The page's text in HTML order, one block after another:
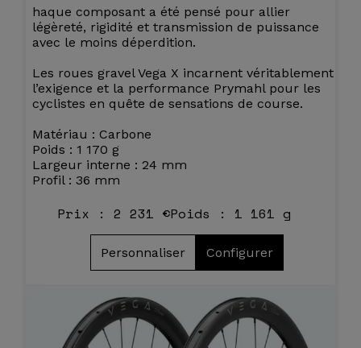
haque composant a été pensé pour allier
légèreté, rigidité et transmission de puissance
avec le moins déperdition.
Les roues gravel Vega X incarnent véritablement
l’exigence et la performance Prymahl pour les
cyclistes en quête de sensations de course.
Matériau : Carbone
Poids : 1 170 g
Largeur interne : 24 mm
Profil : 36 mm
Prix : 2 231 €Poids : 1 161 g
Personnaliser Configurer